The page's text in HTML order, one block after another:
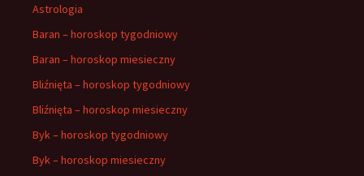
Astrologia
Baran – horoskop tygodniowy
Baran – horoskop miesieczny
Bliźnięta – horoskop tygodniowy
Bliźnięta – horoskop miesieczny
Byk – horoskop tygodniowy
Byk – horoskop miesieczny